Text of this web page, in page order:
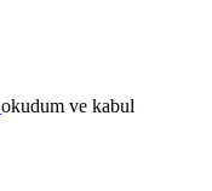
okudum ve kabul